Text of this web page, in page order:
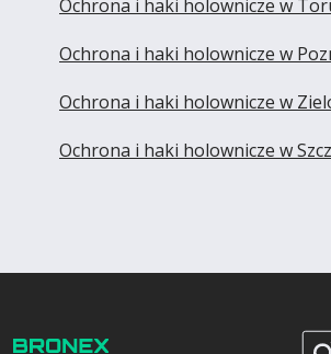
Ochrona i haki holownicze w
Ochrona i haki holownicze w
Ochrona i haki holownicze w
Ochrona i haki holownicze w